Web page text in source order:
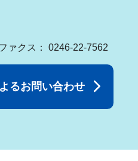
ァクス： 0246-22-7562
るお問い合わせ